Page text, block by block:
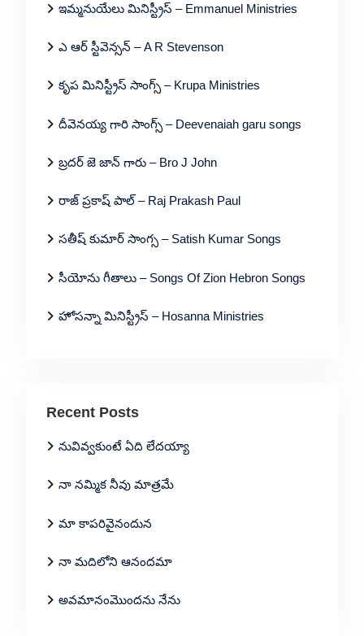
ఇమ్మనుయేలు మినిస్ట్రీస్ – Emmanuel Ministries
ఎ ఆర్ స్టీవెన్సన్ – A R Stevenson
కృప మినిస్ట్రీస్ సాంగ్స్ – Krupa Ministries
దీవెనయ్య గారి సాంగ్స్ – Deevenaiah garu songs
బ్రదర్ జె జాన్ గారు – Bro J John
రాజ్ ప్రకాష్ పాల్ – Raj Prakash Paul
సతీష్ కుమార్ సాంగ్స – Satish Kumar Songs
సీయోను గీతాలు – Songs Of Zion Hebron Songs
హోసన్నా మినిస్ట్రీస్ – Hosanna Ministries
Recent Posts
నువివ్వకుంటే ఏది లేదయ్యా
నా నమ్మిక నీవు మాత్రమే
మా కాపరివైనందున
నా మదిలోని ఆనందమా
అవమానంమొందను నేను